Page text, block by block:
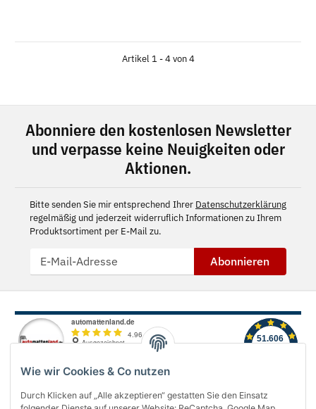
Wie wir Cookies & Co nutzen
Durch Klicken auf „Alle akzeptieren“ gestatten Sie den Einsatz
Artikel 1 - 4 von 4
Abonniere den kostenlosen Newsletter
und verpasse keine Neuigkeiten oder
Aktionen.
Bitte senden Sie mir entsprechend Ihrer Datenschutzerklärung
regelmäßig und jederzeit widerruflich Informationen zu Ihrem
Produktsortiment per E-Mail zu.
Abonnieren